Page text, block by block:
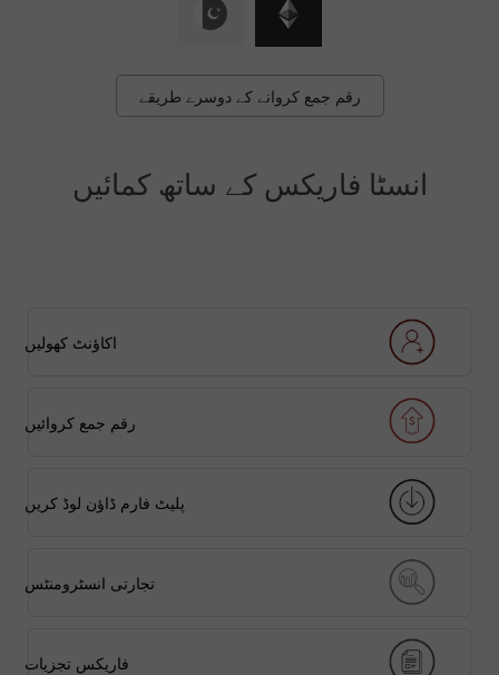
رقم جمع کروانے کے دوسرے طریقے
انسٹا فاریکس کے ساتھ کمائیں
اکاؤنٹ کھولیں
رقم جمع کروائیں
پلیٹ فارم ڈاؤن لوڈ کریں
تجارتی انسٹرومنٹس
فاریکس تجزیات